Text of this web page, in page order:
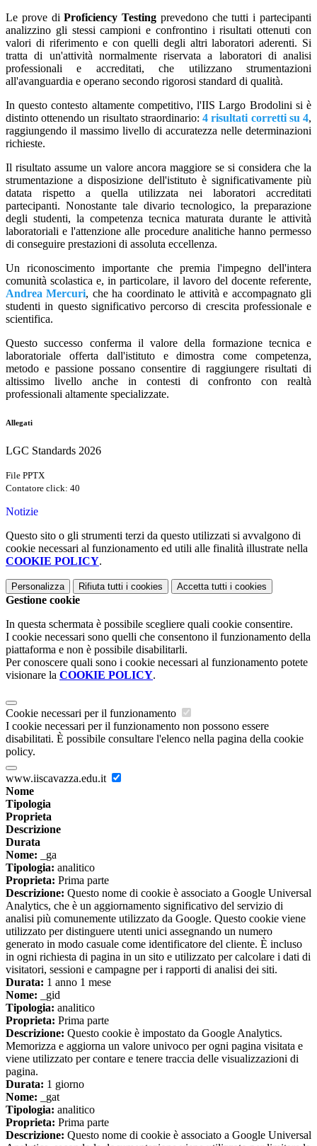
Le prove diProficiency Testing prevedono che tutti i partecipanti
analizzino gli stessi campioni e confrontino i risultati ottenuti con
valori di riferimento e con quelli degli altri laboratori aderenti. Si
tratta di un'attività normalmente riservata a laboratori di analisi
professionali e accreditati, che utilizzano strumentazioni
all'avanguardia e operano secondo rigorosi standard di qualità.
In questo contesto altamente competitivo, l'IIS Largo Brodolini si è
distinto ottenendo un risultato straordinario:4 risultati corretti su 4,
raggiungendo il massimo livello di accuratezza nelle determinazioni
richieste.
Il risultato assume un valore ancora maggiore se si considera che la
strumentazione a disposizione dell'istituto è significativamente più
datata rispetto a quella utilizzata nei laboratori accreditati
partecipanti. Nonostante tale divario tecnologico, la preparazione
degli studenti, la competenza tecnica maturata durante le attività
laboratoriali e l'attenzione alle procedure analitiche hanno permesso
di conseguire prestazioni di assoluta eccellenza.
Un riconoscimento importante che premia l'impegno dell'intera
comunità scolastica e, in particolare, il lavoro del docente referente,
Andrea Mercuri, che ha coordinato le attività e accompagnato gli
studenti in questo significativo percorso di crescita professionale e
scientifica.
Questo successo conferma il valore della formazione tecnica e
laboratoriale offerta dall'istituto e dimostra come competenza,
metodo e passione possano consentire di raggiungere risultati di
altissimo livello anche in contesti di confronto con realtà
professionali altamente specializzate.
Allegati
LGC Standards 2026
File PPTX
Contatore click: 40
Notizie
Questo sito o gli strumenti terzi da questo utilizzati si avvalgono di
cookie necessari al funzionamento ed utili alle finalità illustrate nella
COOKIE POLICY.
Personalizza Rifiuta tutti i cookies Accetta tutti i cookies
Gestione cookie
In questa schermata è possibile scegliere quali cookie consentire.
I cookie necessari sono quelli che consentono il funzionamento della
piattaforma e non è possibile disabilitarli.
Per conoscere quali sono i cookie necessari al funzionamento potete
visionare la COOKIE POLICY.
Cookie necessari per il funzionamento
I cookie necessari per il funzionamento non possono essere
disabilitati. È possibile consultare l'elenco nella pagina della cookie
policy.
www.iiscavazza.edu.it
Nome
Tipologia
Proprieta
Descrizione
Durata
Nome: _ga
Tipologia: analitico
Proprieta: Prima parte
Descrizione: Questo nome di cookie è associato a Google Universal
Analytics, che è un aggiornamento significativo del servizio di
analisi più comunemente utilizzato da Google. Questo cookie viene
utilizzato per distinguere utenti unici assegnando un numero
generato in modo casuale come identificatore del cliente. È incluso
in ogni richiesta di pagina in un sito e utilizzato per calcolare i dati di
visitatori, sessioni e campagne per i rapporti di analisi dei siti.
Durata: 1 anno 1 mese
Nome: _gid
Tipologia: analitico
Proprieta: Prima parte
Descrizione: Questo cookie è impostato da Google Analytics.
Memorizza e aggiorna un valore univoco per ogni pagina visitata e
viene utilizzato per contare e tenere traccia delle visualizzazioni di
pagina.
Durata: 1 giorno
Nome: _gat
Tipologia: analitico
Proprieta: Prima parte
Descrizione: Questo nome di cookie è associato a Google Universal